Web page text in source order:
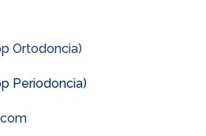
Ortodoncia)
Periodoncia)